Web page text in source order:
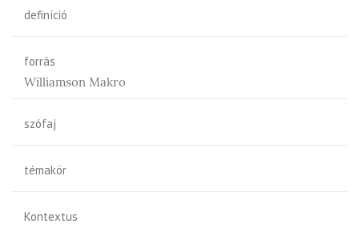
definíció
forrás
Williamson Makro
szófaj
témakör
Kontextus